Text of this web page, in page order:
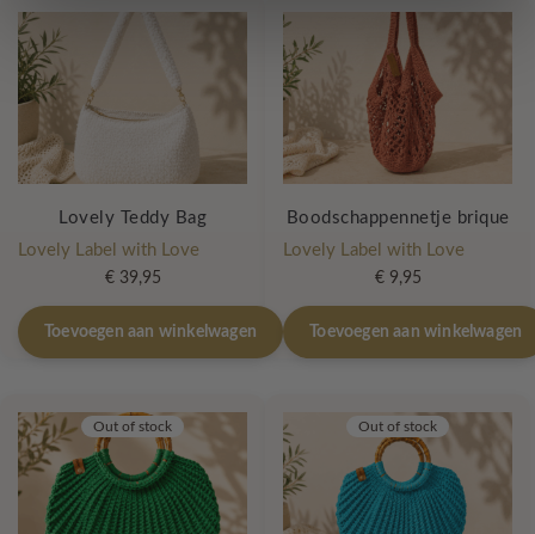
Lovely Teddy Bag
Lovely Label with Love
€39,95
Toevoegen aan winkelwagen
Boodschappennetje brique
Lovely Label with Love
€9,95
Toevoegen aan winkelwagen
Out of stock Out of stock